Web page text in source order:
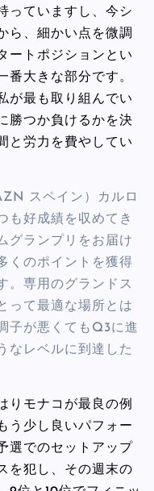
っていますし、今シ
ら、細かい点を微調
ートポジションとい
番大きな部分です。
が最も取り組んでい
勝つか負けるかを決
と労力を費やしてい
スペイン）カルロ
も好成績を収めてき
グランプリをお届け
くのポイントを獲得
。専用のグランドス
って最適な場所とは
子が悪くてもQ3に進
なレベルに到達した
りモナコが最良の例
う少し良いパフォー
選でのセットアップ
を犯し、その週末の